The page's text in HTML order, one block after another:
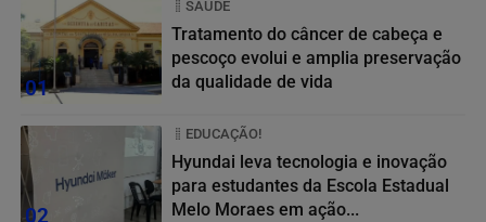
01
SAÚDE
Tratamento do câncer de cabeça e
pescoço evolui e amplia preservação
da qualidade de vida
02
EDUCAÇÃO!
Hyundai leva tecnologia e inovação
para estudantes da Escola Estadual
Melo Moraes em ação...